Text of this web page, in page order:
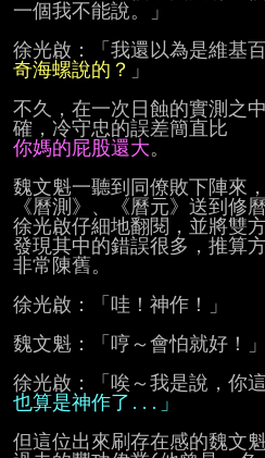
一個我不能說。」
徐光啟：「我還以為是維基百
奇海螺說的？
」
不久，在一次日蝕的實測之
你媽的屁股還大。
魏文魁一聽到同僚敗下陣來
《曆測》、《曆元》送到修曆
徐光啟仔細地翻閱，並將雙
發現其中的錯誤很多，推算
非常陳舊。
徐光啟：「哇！神作！」
魏文魁：「哼～會怕就好！」
徐光啟：「唉～我是說，你
也算是神作了...」
但這位出來刷存在感的魏文